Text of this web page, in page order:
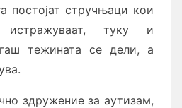
постојат стручњаци кои
туку и
тежината се дели, а
здружение за аутизам,